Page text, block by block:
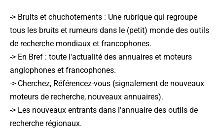
-> Bruits et chuchotements : Une rubrique qui regroupe
tous les bruits et rumeurs dans le (petit) monde des outils
de recherche mondiaux et francophones.
-> En Bref : toute l'actualité des annuaires et moteurs
anglophones et francophones.
-> Cherchez, Référencez-vous (signalement de nouveaux
moteurs de recherche, nouveaux annuaires).
-> Les nouveaux entrants dans l'annuaire des outils de
recherche régionaux.